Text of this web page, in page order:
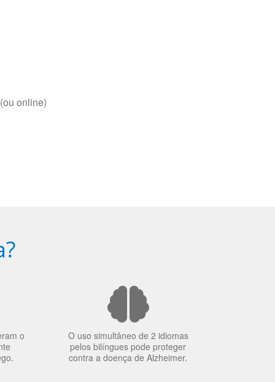
online)
o
O uso simultâneo de 2 idiomas
pelos bilíngues pode proteger
contra a doença de Alzheimer.